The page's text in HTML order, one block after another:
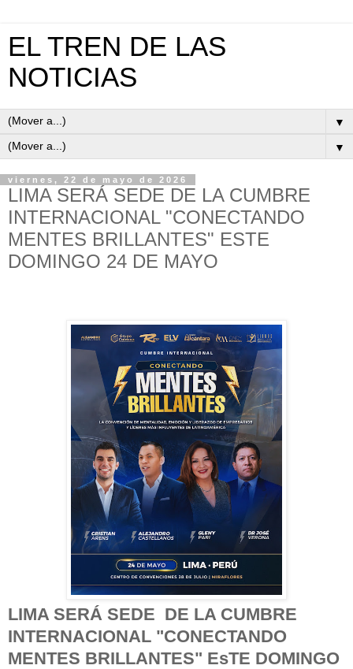
EL TREN DE LAS
NOTICIAS
▼
▼
viernes, 22 de mayo de 2026
LIMA SERÁ SEDE DE LA CUMBRE
INTERNACIONAL "CONECTANDO
MENTES BRILLANTES" ESTE
DOMINGO 24 DE MAYO
LIMA SERÁ SEDE DE LA CUMBRE
INTERNACIONAL "CONECTANDO
MENTES BRILLANTES" EsTE DOMINGO